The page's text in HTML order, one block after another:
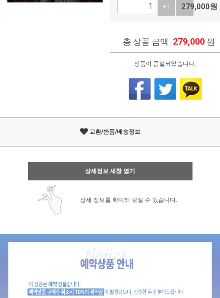
+1 -1
279,000원
총 상품 금액 279,000 원
상품이 품절되었습니다.
교환/반품/배송정보
상세정보 새창 열기
상세 정보를 확대해 보실 수 있습니다.